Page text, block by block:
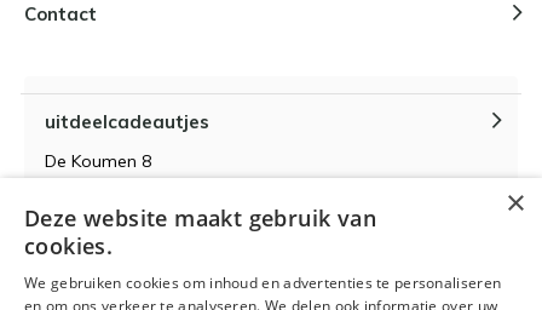
Contact
uitdeelcadeautjes
De Koumen 8
KvK-nummer 14087571
BTW-nummer NL 815399145 B01
×
Deze website maakt gebruik van
cookies.
We gebruiken cookies om inhoud en advertenties te personaliseren
en om ons verkeer te analyseren. We delen ook informatie over uw